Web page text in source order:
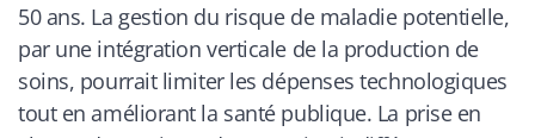
50 ans. La gestion du risque de maladie potentielle,
par une intégration verticale de la production de
soins, pourrait limiter les dépenses technologiques
tout en améliorant la santé publique. La prise en